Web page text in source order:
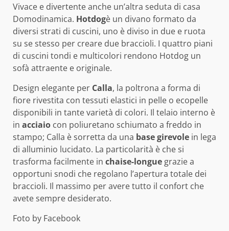
Vivace e divertente anche un’altra seduta di casa
Domodinamica. Hotdogè un divano formato da
diversi strati di cuscini, uno è diviso in due e ruota
su se stesso per creare due braccioli. I quattro piani
di cuscini tondi e multicolori rendono Hotdog un
sofà attraente e originale.
Design elegante per Calla, la poltrona a forma di
fiore rivestita con tessuti elastici in pelle o ecopelle
disponibili in tante varietà di colori. Il telaio interno è
in acciaio con poliuretano schiumato a freddo in
stampo; Calla è sorretta da una base girevole in lega
di alluminio lucidato. La particolarità è che si
trasforma facilmente in chaise-longue grazie a
opportuni snodi che regolano l’apertura totale dei
braccioli. Il massimo per avere tutto il confort che
avete sempre desiderato.
Foto by Facebook